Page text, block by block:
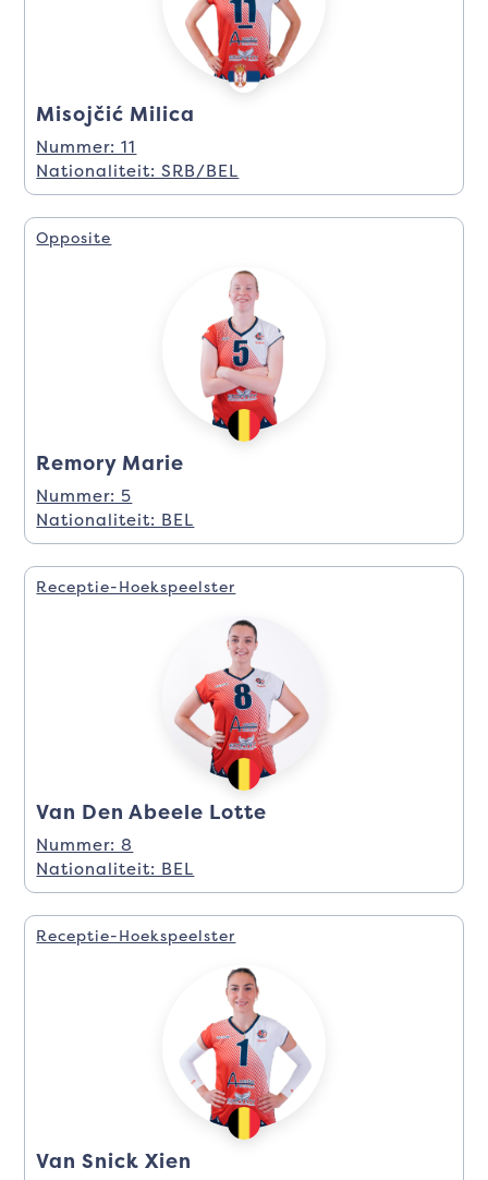
Misojčić Milica
Nummer: 11
Nationaliteit: SRB/BEL
Opposite
Remory Marie
Nummer: 5
Nationaliteit: BEL
Receptie-Hoekspeelster
Van Den Abeele Lotte
Nummer: 8
Nationaliteit: BEL
Receptie-Hoekspeelster
Van Snick Xien